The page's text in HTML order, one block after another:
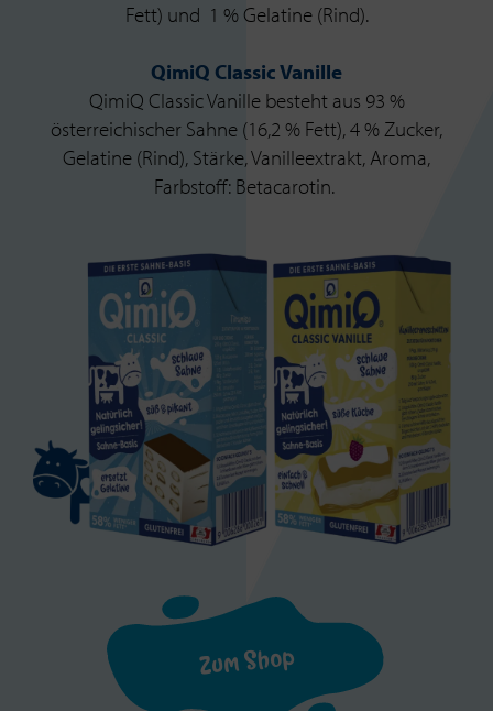
Fett) und 1 % Gelatine (Rind).
QimiQ Classic Vanille
QimiQ Classic Vanille besteht aus 93 %
österreichischer Sahne (16,2 % Fett), 4 % Zucker,
Gelatine (Rind), Stärke, Vanilleextrakt, Aroma,
Farbstoff: Betacarotin.
Zum Shop